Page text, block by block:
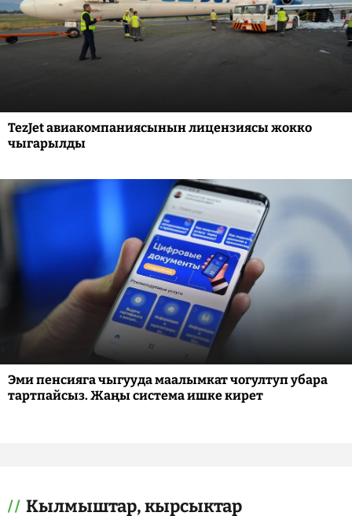
TezJet авиакомпаниясынын лицензиясы жокко
чыгарылды
Эми пенсияга чыгууда маалымкат чогултуп убара
тартпайсыз. Жаңы система ишке кирет
Кылмыштар, кырсыктар